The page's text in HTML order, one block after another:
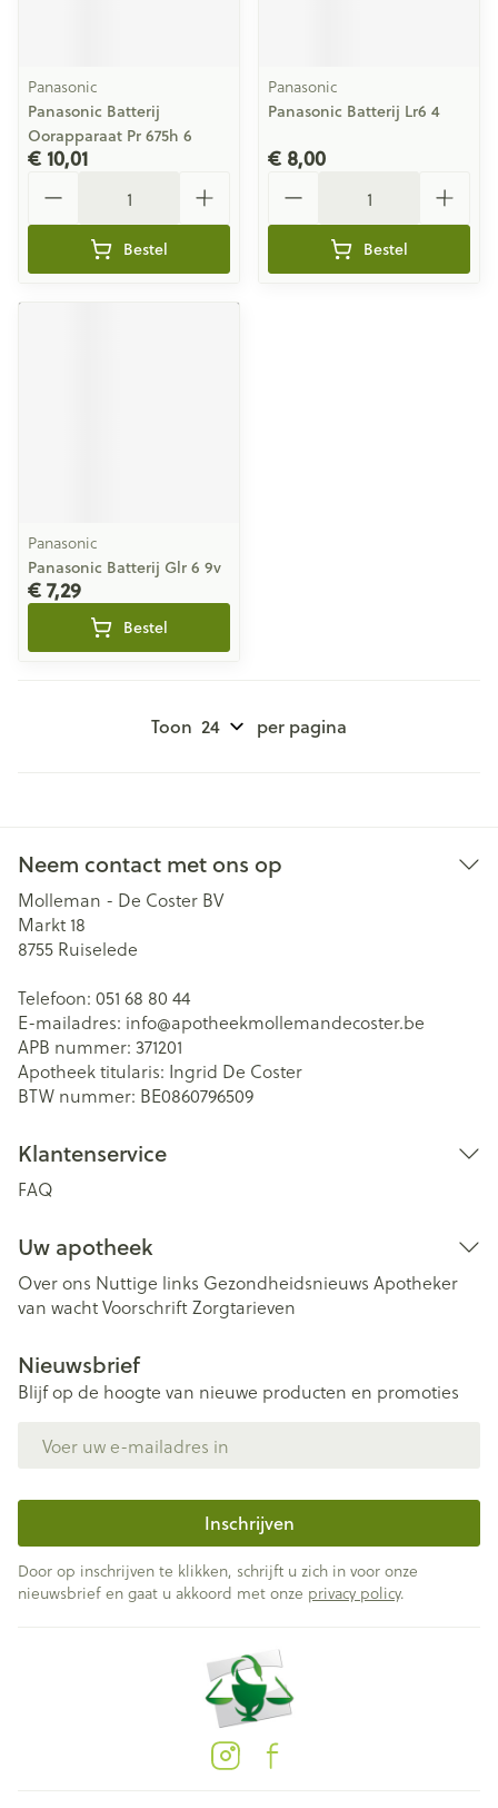
Panasonic
Panasonic Batterij
Oorapparaat Pr 675h 6
€ 10,01
Bestel
Panasonic
Panasonic Batterij Lr6 4
€ 8,00
Bestel
Panasonic
Panasonic Batterij Glr 6 9v
€ 7,29
Bestel
Toon per pagina
Neem contact met ons op
Molleman - De Coster BV
Markt 18
8755 Ruiselede
Telefoon: 051 68 80 44
E-mailadres: info@apotheekmollemandecoster.be
APB nummer: 371201
Apotheek titularis: Ingrid De Coster
BTW nummer: BE0860796509
Klantenservice
FAQ
Uw apotheek
Over ons Nuttige links Gezondheidsnieuws Apotheker
van wachtVoorschriftZorgtarieven
Nieuwsbrief
Blijf op de hoogte van nieuwe producten en promoties
Inschrijven
Door op inschrijven te klikken, schrijft u zich in voor onze
nieuwsbrief en gaat u akkoord met onze privacy policy.